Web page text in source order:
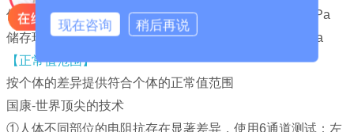
使用环境10~40℃（50~104℉）30~80%RH,500~1060hPa
储存环境0~40℃（32~104℉）30~80%RH,500~1060hPa
【正常值范围】
按个体的差异提供符合个体的正常值范围
国康-世界顶尖的技术
①人体不同部位的电阻抗存在显著差异，使用6通道测试：左
现在咨询 稍后再说